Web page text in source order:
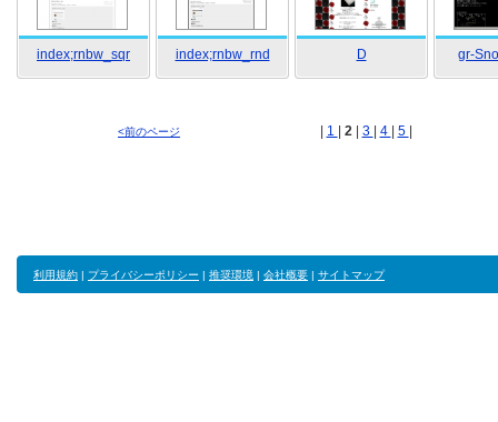
index;rnbw_sqr index;rnbw_rnd D gr-
<前のページ 1 2 3 4 5
利用規約 | プライバシーポリシー | 推奨環境 | 会社概要 | サイトマップ